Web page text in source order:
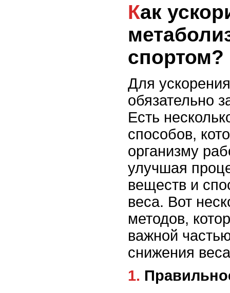
Как ускорить
спортом?
Для
обязательно
Есть
способов,
организму
улучшая
веществ и
веса. Вот
методов,
важной
снижения
1.